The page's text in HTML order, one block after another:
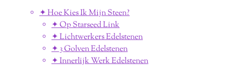
✦ Hoe Kies Ik Mijn Steen?
✦ Op Starseed Link
✦ Lichtwerkers Edelstenen
✦ 3 Golven Edelstenen
✦ Innerlijk Werk Edelstenen